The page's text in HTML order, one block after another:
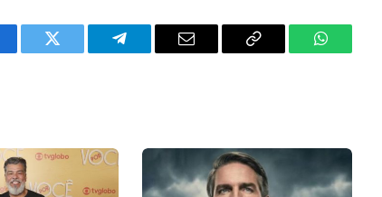
Twitter Telegram Email
Copy
WhatsApp